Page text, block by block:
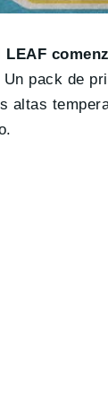
LEAF
pack de
altas